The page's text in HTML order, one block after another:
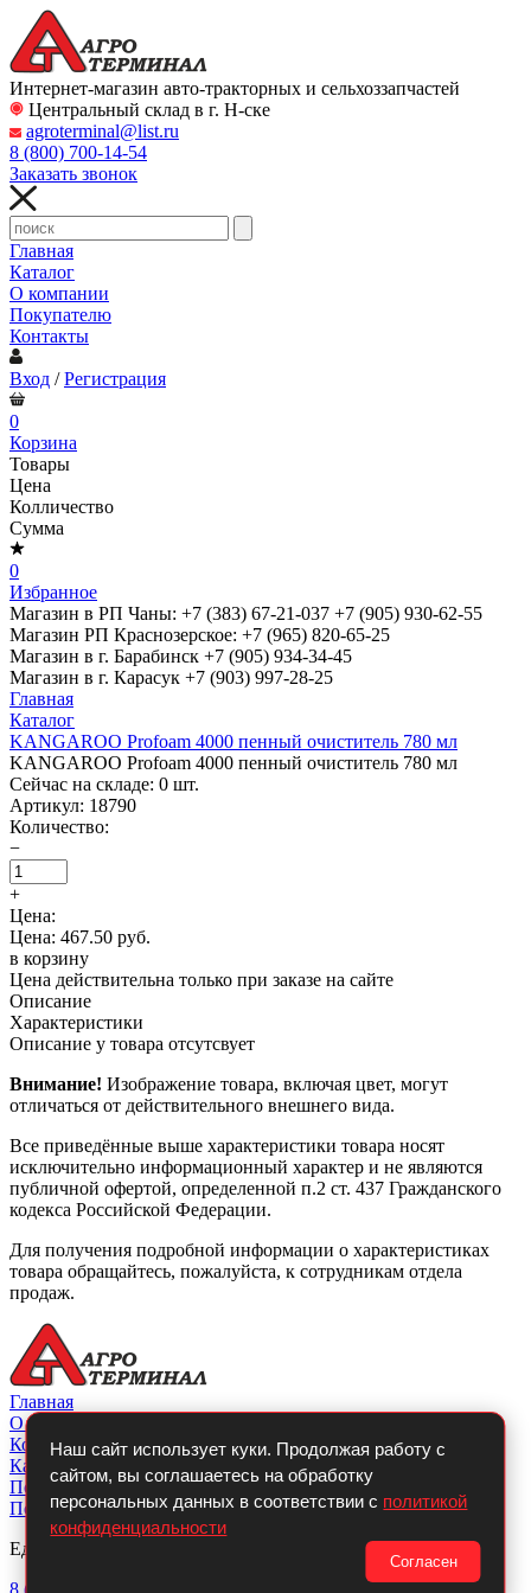
Интернет-магазин авто-тракторных и сельхоззапчастей
Центральный склад в г. Н-ске
agroterminal@list.ru
8 (800) 700-14-54
Заказать звонок
Главная
Каталог
О компании
Покупателю
Контакты
Вход /Регистрация
0
Корзина
Товары
Цена
Колличество
Сумма
0
Избранное
Магазин в РП Чаны: +7 (383) 67-21-037 +7 (905) 930-62-55
Магазин РП Краснозерское: +7 (965) 820-65-25
Магазин в г. Барабинск +7 (905) 934-34-45
Магазин в г. Карасук +7 (903) 997-28-25
Главная
Каталог
KANGAROO Profoam 4000 пенный очиститель 780 мл
KANGAROO Profoam 4000 пенный очиститель 780 мл
Сейчас на складе: 0 шт.
Артикул: 18790
Количество:
−
+
Цена:
Цена: 467.50 руб.
в корзину
Цена действительна только при заказе на сайте
Описание
Характеристики
Описание у товара отсутсвует
Внимание! Изображение товара, включая цвет, могут
отличаться от действительного внешнего вида.
Все приведённые выше характеристики товара носят
исключительно информационный характер и не являются
публичной офертой, определенной п.2 ст. 437 Гражданского
кодекса Российской Федерации.
Для получения подробной информации о характеристиках
товара обращайтесь, пожалуйста, к сотрудникам отдела
продаж.
Наш сайт использует куки. Продолжая работу с
сайтом, вы соглашаетесь на обработку
персональных данных в соответствии с политикой
конфиденциальности
Согласен
Главная
О компании
Контакты
Каталог
Покупателю
Политикой конфиденциальности
Единый телефон:
8 (800)